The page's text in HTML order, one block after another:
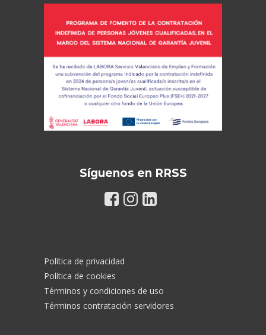
Síguenos en RRSS
Política de privacidad
Política de cookies
Términos y condiciones de uso
Términos contratación servidores